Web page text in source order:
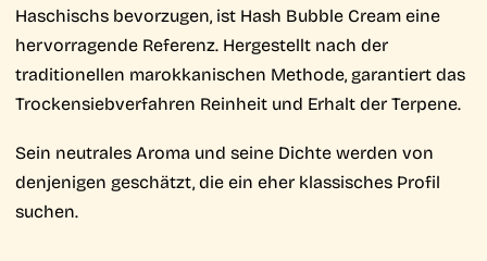
Haschischs bevorzugen, ist Hash Bubble Cream eine
hervorragende Referenz. Hergestellt nach der
traditionellen marokkanischen Methode, garantiert das
Trockensiebverfahren Reinheit und Erhalt der Terpene.
Sein neutrales Aroma und seine Dichte werden von
denjenigen geschätzt, die ein eher klassisches Profil
suchen.